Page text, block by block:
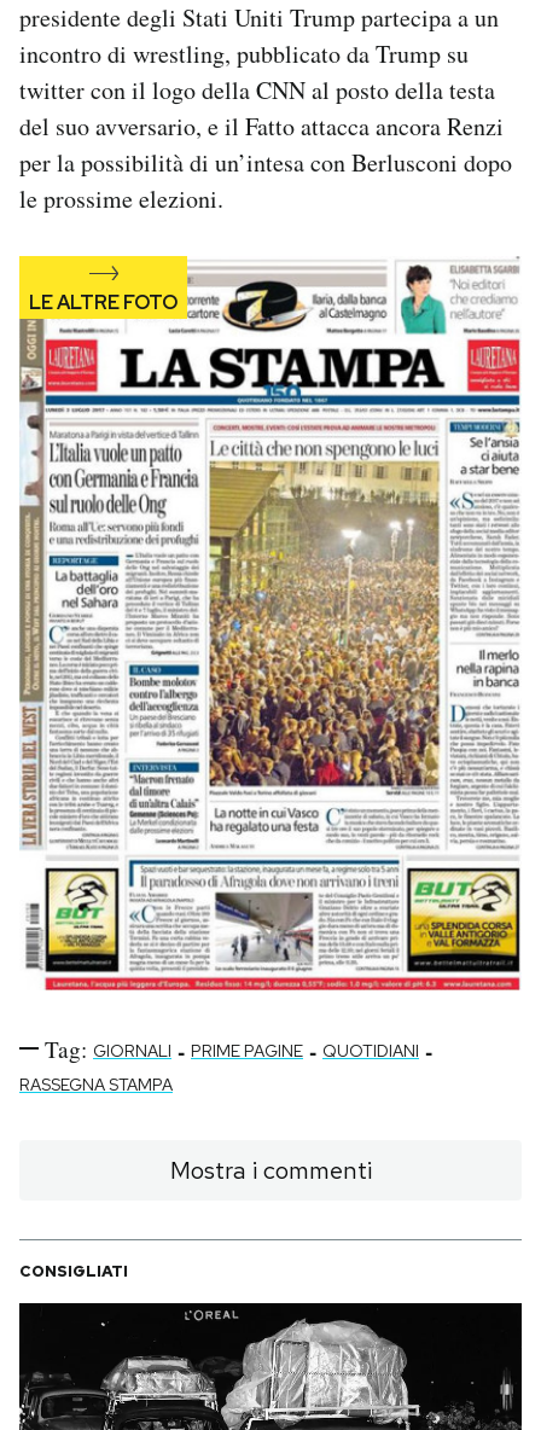
presidente degli Stati Uniti Trump partecipa a un
incontro di wrestling, pubblicato da Trump su
twitter con il logo della CNN al posto della testa
del suo avversario, e il Fatto attacca ancora Renzi
per la possibilità di un’intesa con Berlusconi dopo
le prossime elezioni.
Tag: GIORNALI - PRIME PAGINE - QUOTIDIANI -
RASSEGNA STAMPA
Mostra i commenti
CONSIGLIATI